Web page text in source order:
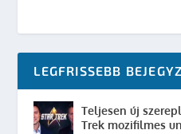
LEGFRISSEBB
Teljesen új
Trek mozifilmes